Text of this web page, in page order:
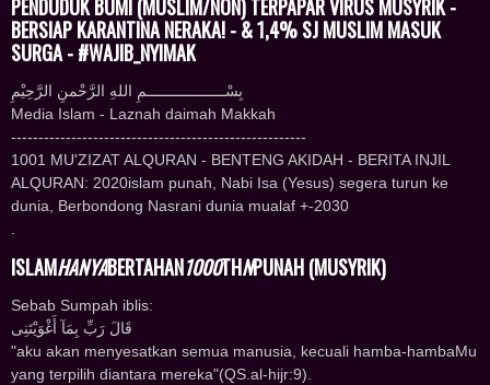
PENDUDUK BUMI (MUSLIM/NON) TERPAPAR VIRUS MUSYRIK -
BERSIAP KARANTINA NERAKA! - & 1,4% SJ MUSLIM MASUK
SURGA - #WAJIB_NYIMAK
ﺑِﺴْــــــــــــــــــﻢِ ﺍﻟﻠﻪِ ﺍﻟﺮَّﺣْﻤﻦِ ﺍﻟﺮَّﺣِﻴْﻢِ
Media Islam - Laznah daimah Makkah
------------------------------------------------------
1001 MU'ZIZAT ALQURAN - BENTENG AKIDAH - BERITA INJIL
ALQURAN: 2020islam punah, Nabi Isa (Yesus) segera turun ke
dunia, Berbondong Nasrani dunia mualaf +-2030
.
ISLAMHANYABERTAHAN1000THNPUNAH (MUSYRIK)
Sebab Sumpah iblis:
ﻗَﺎﻝَ ﺭَﺏِّ ﺑِﻤَﺎٓ ﺃَﻏْﻮَﻳْﺘَﻨِﻰ
"aku akan menyesatkan semua manusia, kecuali hamba-hambaMu
yang terpilih diantara mereka"(QS.al-hijr:9).